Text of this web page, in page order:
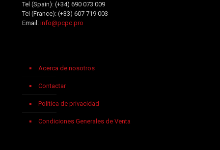
Tel (Spain): (+34) 690 073 009
Tel (France): (+33) 607 719 003
Email: info@pcpc.pro
Acerca de nosotros
Contactar
Política de privacidad
Condiciones Generales de Venta